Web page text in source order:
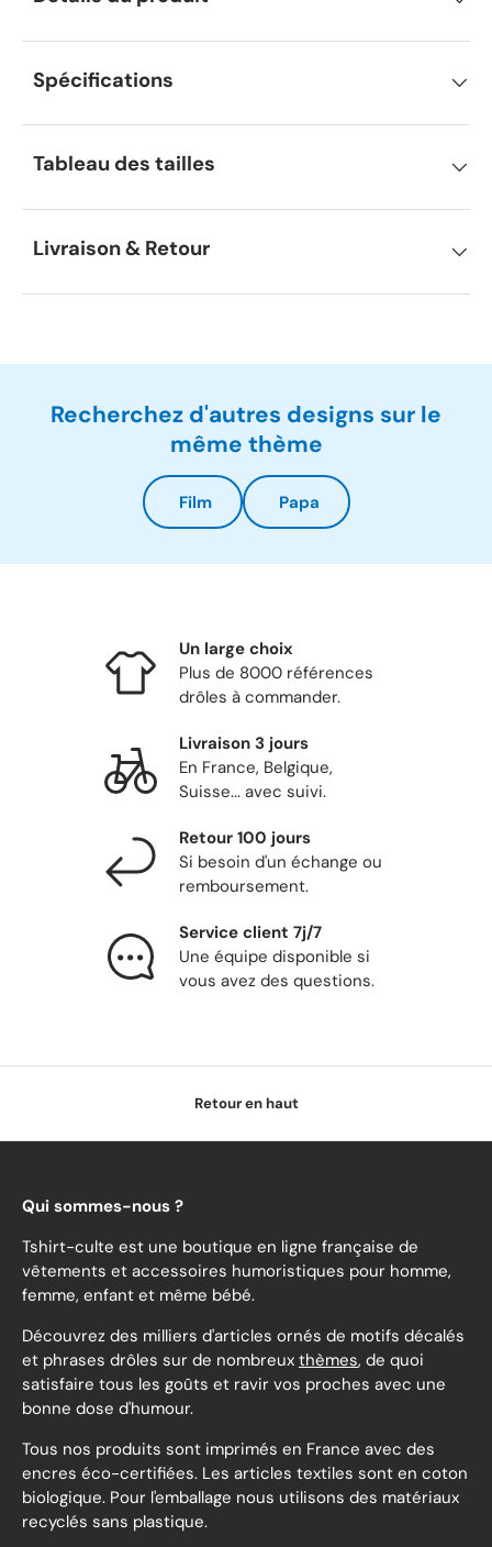
Spécifications
Tableau des tailles
Livraison & Retour
Recherchez d'autres designs sur le
même thème
Film Papa
Un large choix
Plus de 8000 références
drôles à commander.
Livraison 3 jours
En France, Belgique,
Suisse... avec suivi.
Retour 100 jours
Si besoin d'un échange ou
remboursement.
Service client 7j/7
Une équipe disponible si
vous avez des questions.
Retour en haut
Qui sommes-nous ?
Tshirt-culte est une boutique en ligne française de
vêtements et accessoires humoristiques pour homme,
femme, enfant et même bébé.
Découvrez des milliers d'articles ornés de motifs décalés
et phrases drôles sur de nombreux thèmes, de quoi
satisfaire tous les goûts et ravir vos proches avec une
bonne dose d'humour.
Tous nos produits sont imprimés en France avec des
encres éco-certifiées. Les articles textiles sont en coton
biologique. Pour l'emballage nous utilisons des matériaux
recyclés sans plastique.